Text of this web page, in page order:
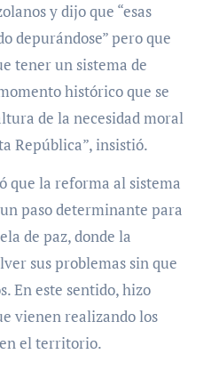
y dijo que “esas
depurándose” pero que
tener un sistema de
histórico que se
de la necesidad moral
República”, insistió.
que la reforma al sistema
paso determinante para
de paz, donde la
sus problemas sin que
En este sentido, hizo
vienen realizando los
el territorio.